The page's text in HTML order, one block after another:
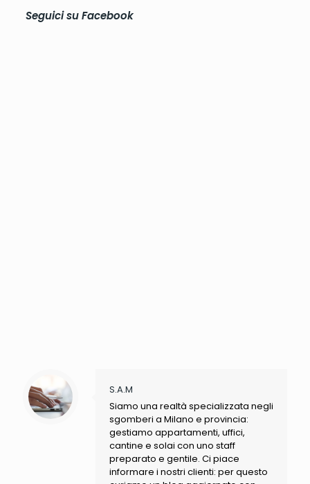
Seguici suFacebook
S.A.M
Siamo una realtà specializzata negli
sgomberi a Milano e provincia:
gestiamo appartamenti, uffici,
cantine e solai con uno staff
preparato e gentile. Ci piace
informare i nostri clienti: per questo